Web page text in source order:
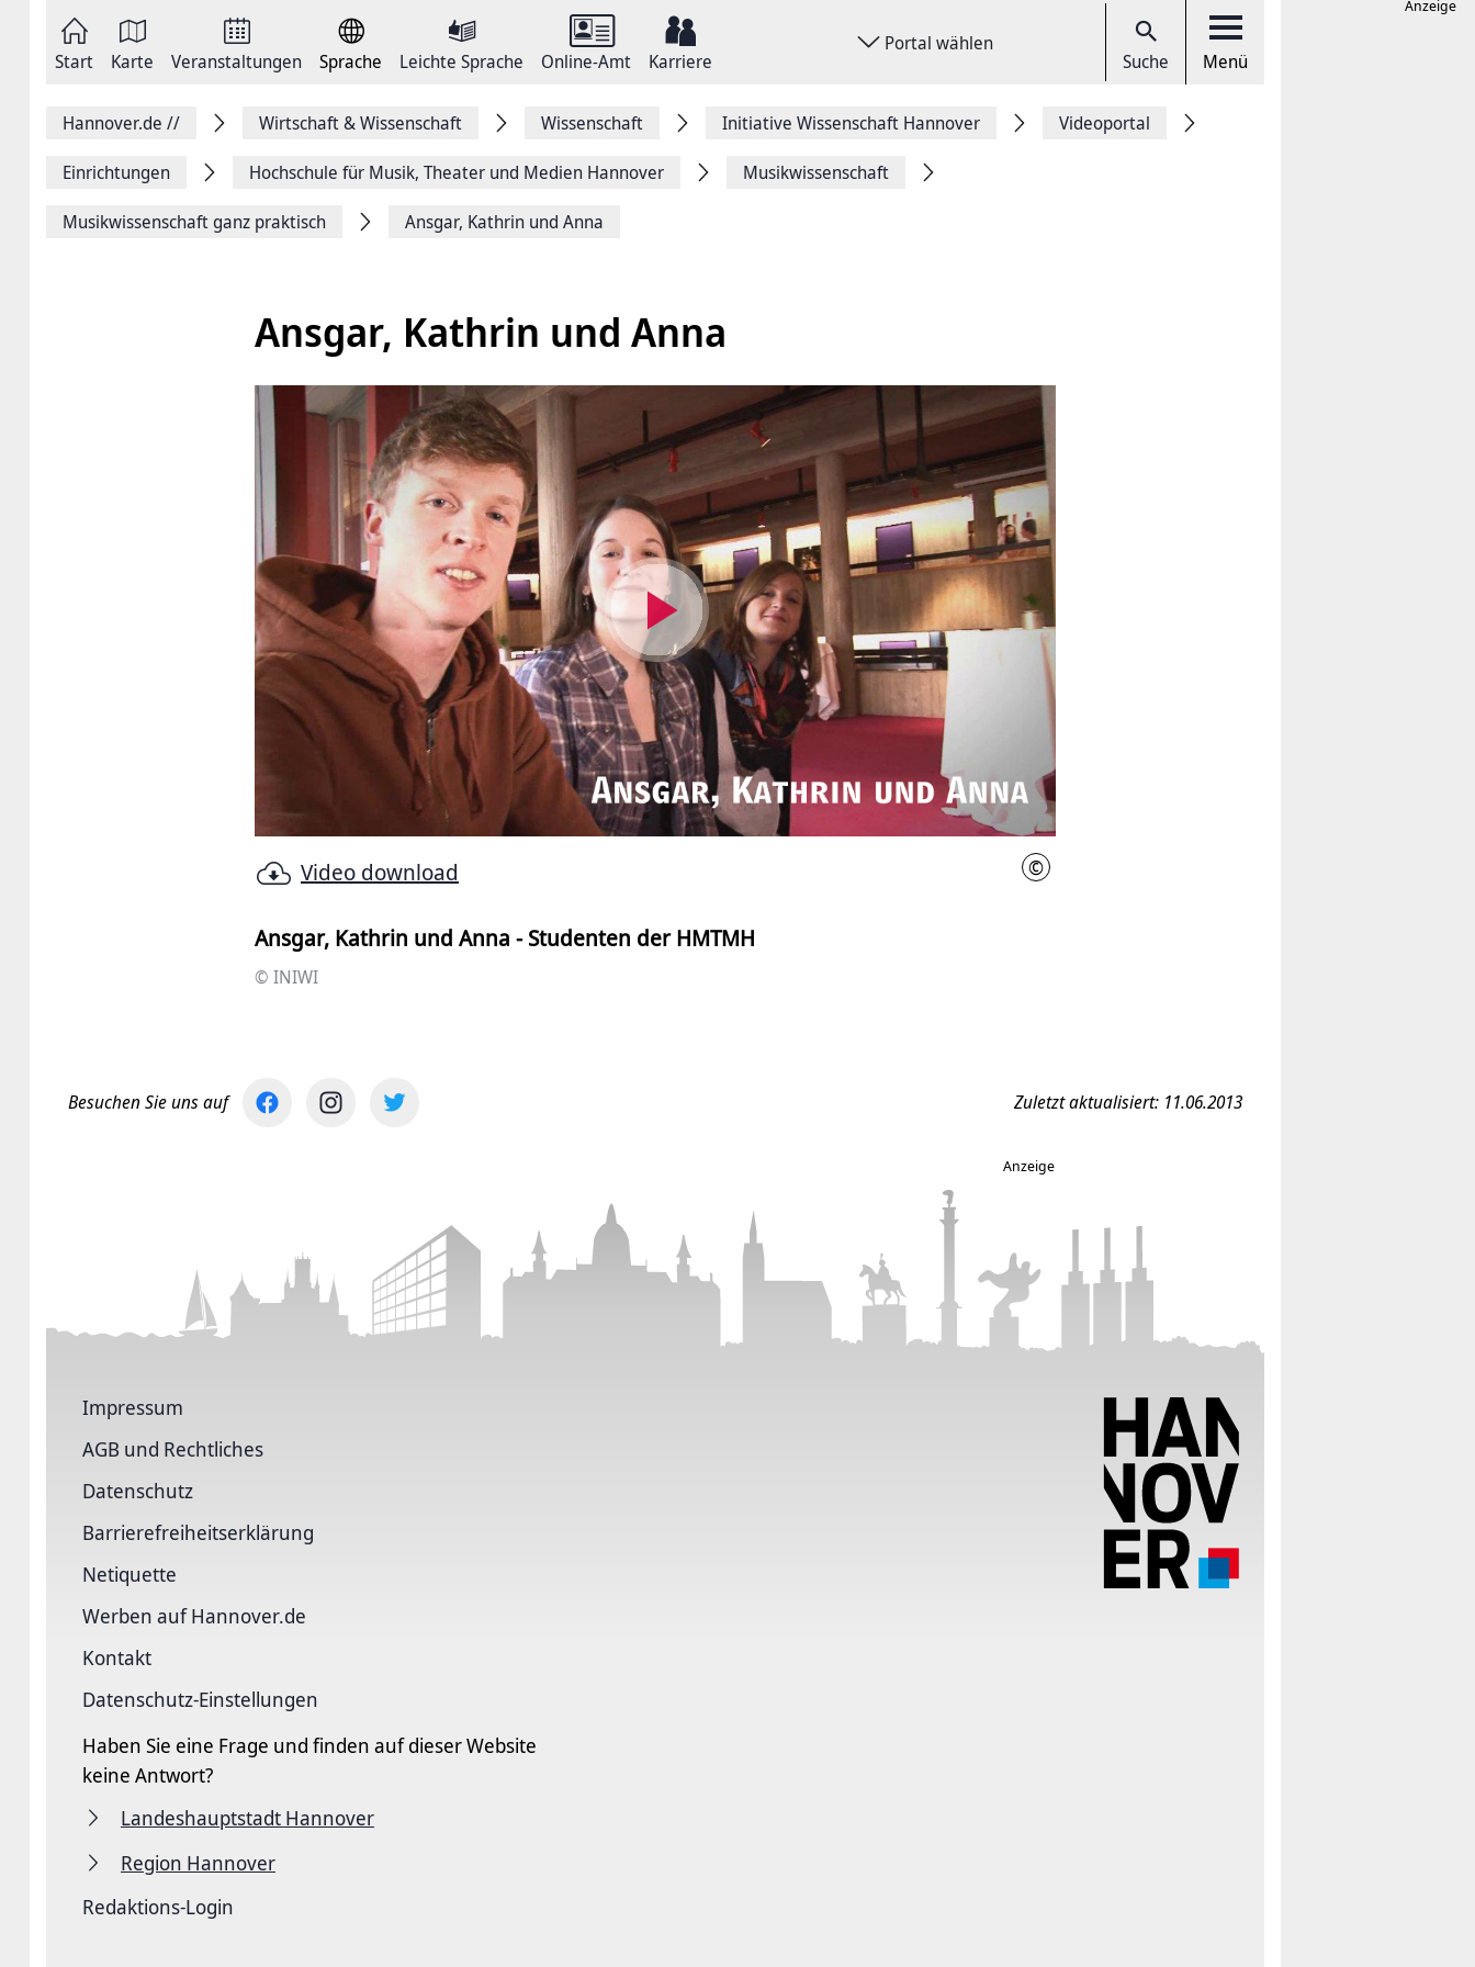
springen
Start Karte Veranstaltungen Sprache Leichte Sprache Online-Amt Karriere
Portal wählen
Suche Menü
FacebookHannover.de // Wirtschaft & Wissenschaft Wissenschaft Initiative Wissenschaft Hannover Videoportal
Einrichtungen Hochschule für ­Musik, Theater und ­Medien Hannover Musikwissenschaft
Musikwissenschaft ganz praktisch Ansgar, Kathrin und Anna
Ansgar, Kathrin und Anna
Video
abspielen
©INIWI
Video download
Ansgar, Kathrin und Anna - Studenten der HMTMH
© INIWI
Besuchen Sie uns auf Zuletzt aktualisiert: 11.06.2013
Anzeige
Impressum
AGB und Rechtliches
Datenschutz
Barriere­freiheits­erklärung
Netiquette
Werben auf Hannover.de
Kontakt
Datenschutz-Einstellungen
Haben Sie eine Frage und finden auf dieser Website
keine Antwort?
Landeshauptstadt Hannover
Region Hannover
Redaktions-Login
Anzeige